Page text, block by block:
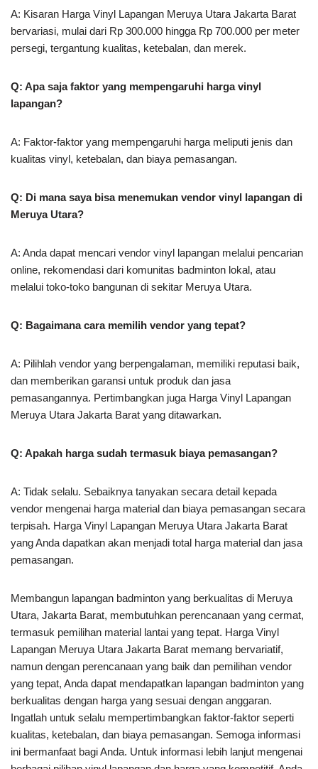
A: Kisaran Harga Vinyl Lapangan Meruya Utara Jakarta Barat
bervariasi, mulai dari Rp 300.000 hingga Rp 700.000 per meter
persegi, tergantung kualitas, ketebalan, dan merek.
Q: Apa saja faktor yang mempengaruhi harga vinyl
lapangan?
A: Faktor-faktor yang mempengaruhi harga meliputi jenis dan
kualitas vinyl, ketebalan, dan biaya pemasangan.
Q: Di mana saya bisa menemukan vendor vinyl lapangan di
Meruya Utara?
A: Anda dapat mencari vendor vinyl lapangan melalui pencarian
online, rekomendasi dari komunitas badminton lokal, atau
melalui toko-toko bangunan di sekitar Meruya Utara.
Q: Bagaimana cara memilih vendor yang tepat?
A: Pilihlah vendor yang berpengalaman, memiliki reputasi baik,
dan memberikan garansi untuk produk dan jasa
pemasangannya. Pertimbangkan juga Harga Vinyl Lapangan
Meruya Utara Jakarta Barat yang ditawarkan.
Q: Apakah harga sudah termasuk biaya pemasangan?
A: Tidak selalu. Sebaiknya tanyakan secara detail kepada
vendor mengenai harga material dan biaya pemasangan secara
terpisah. Harga Vinyl Lapangan Meruya Utara Jakarta Barat
yang Anda dapatkan akan menjadi total harga material dan jasa
pemasangan.
Membangun lapangan badminton yang berkualitas di Meruya
Utara, Jakarta Barat, membutuhkan perencanaan yang cermat,
termasuk pemilihan material lantai yang tepat. Harga Vinyl
Lapangan Meruya Utara Jakarta Barat memang bervariatif,
namun dengan perencanaan yang baik dan pemilihan vendor
yang tepat, Anda dapat mendapatkan lapangan badminton yang
berkualitas dengan harga yang sesuai dengan anggaran.
Ingatlah untuk selalu mempertimbangkan faktor-faktor seperti
kualitas, ketebalan, dan biaya pemasangan. Semoga informasi
ini bermanfaat bagi Anda. Untuk informasi lebih lanjut mengenai